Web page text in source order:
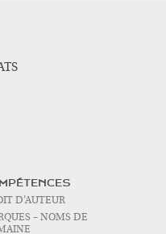
D’AUTEUR
– NOMS DE